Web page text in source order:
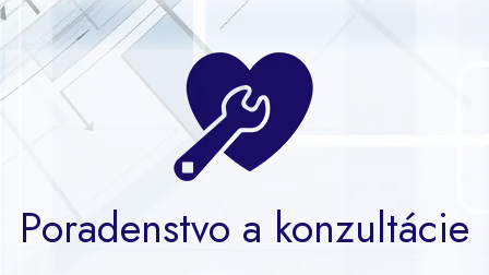
Poradenstvo a konzultácie